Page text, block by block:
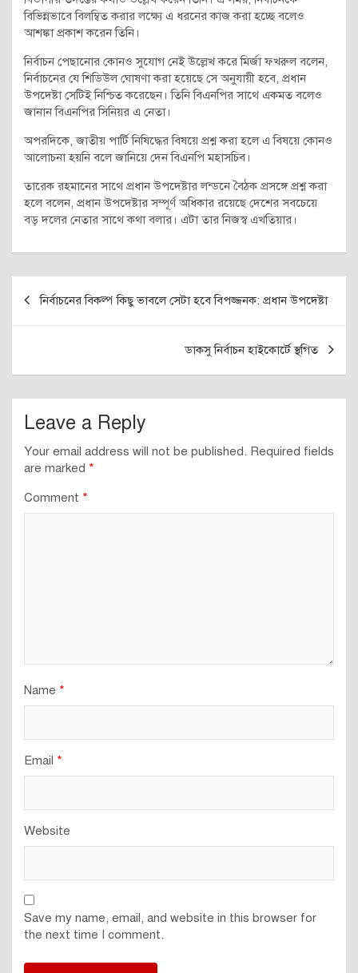
বিভিন্নভাবে বিলম্বিত করার লক্ষ্যে এ ধরনের কাজ করা হচ্ছে বলেও
আশঙ্কা প্রকাশ করেন তিনি।
নির্বাচন পেছানোর কোনও সুযোগ নেই উল্লেখ করে মির্জা ফখরুল বলেন,
নির্বাচনের যে শিডিউল ঘোষণা করা হয়েছে সে অনুযায়ী হবে, প্রধান
উপদেষ্টা সেটিই নিশ্চিত করেছেন। তিনি বিএনপির সাথে একমত বলেও
জানান বিএনপির সিনিয়র এ নেতা।
অপরদিকে, জাতীয় পার্টি নিষিদ্ধের বিষয়ে প্রশ্ন করা হলে এ বিষয়ে কোনও
আলোচনা হয়নি বলে জানিয়ে দেন বিএনপি মহাসচিব।
তারেক রহমানের সাথে প্রধান উপদেষ্টার লন্ডনে বৈঠক প্রসঙ্গে প্রশ্ন করা
হলে বলেন, প্রধান উপদেষ্টার সম্পূর্ণ অধিকার রয়েছে দেশের সবচেয়ে
বড় দলের নেতার সাথে কথা বলার। এটা তার নিজস্ব এখতিয়ার।
Post
navigation
নির্বাচনের বিকল্প কিছু ভাবলে সেটা হবে বিপজ্জনক: প্রধান উপদেষ্টা
ডাকসু নির্বাচন হাইকোর্টে স্থগিত
Leave a Reply
Your email address will not be published. Required fields
are marked *
Comment *
Name *
Email *
Website
Save my name, email, and website in this browser for
the next time I comment.